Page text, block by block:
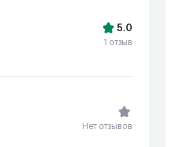
5.0
1 отзыв
Нет отзывов